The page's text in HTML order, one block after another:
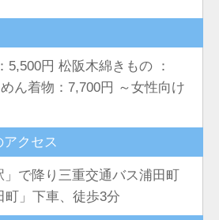
5,500円 松阪木綿きもの ：
ん着物：7,700円 ～女性向け
クセス
で降り三重交通バス浦田町
町」下車、徒歩3分